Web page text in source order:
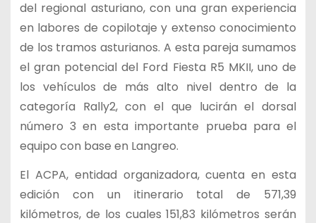
del regional asturiano, con una gran experiencia
en labores de copilotaje y extenso conocimiento
de los tramos asturianos. A esta pareja sumamos
el gran potencial del Ford Fiesta R5 MKII, uno de
los vehículos de más alto nivel dentro de la
categoría Rally2, con el que lucirán el dorsal
número 3 en esta importante prueba para el
equipo con base en Langreo.
El ACPA, entidad organizadora, cuenta en esta
edición con un itinerario total de 571,39
kilómetros, de los cuales 151,83 kilómetros serán